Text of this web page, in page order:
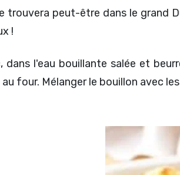
trouvera peut-être dans le grand
!
l'eau bouillante salée et
four. Mélanger le bouillon avec